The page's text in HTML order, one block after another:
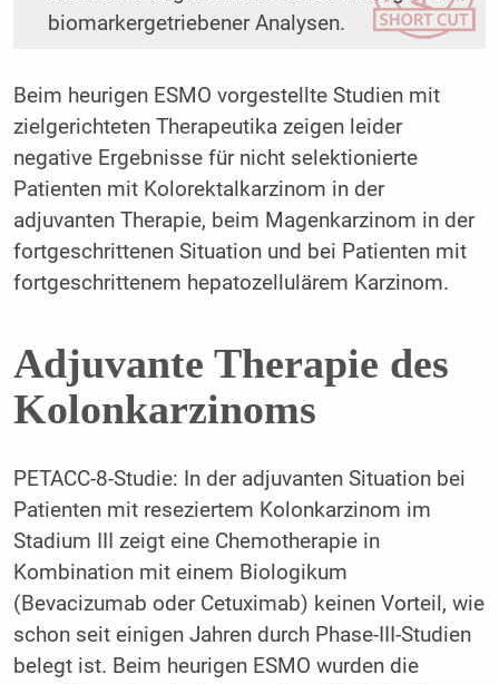
biomarkergetriebener Analysen.
Beim heurigen ESMO vorgestellte Studien mit
zielgerichteten Therapeutika zeigen leider
negative Ergebnisse für nicht selektionierte
Patienten mit Kolorektalkarzinom in der
adjuvanten Therapie, beim Magenkarzinom in der
fortgeschrittenen Situation und bei Patienten mit
fortgeschrittenem hepatozellulärem Karzinom.
Adjuvante Therapie des
Kolonkarzinoms
PETACC-8-Studie: In der adjuvanten Situation bei
Patienten mit reseziertem Kolonkarzinom im
Stadium III zeigt eine Chemotherapie in
Kombination mit einem Biologikum
(Bevacizumab oder Cetuximab) keinen Vorteil, wie
schon seit einigen Jahren durch Phase-III-Studien
belegt ist. Beim heurigen ESMO wurden die